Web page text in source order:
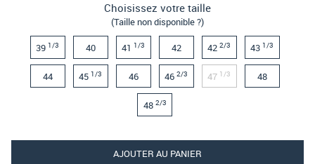
Choisissez votre taille
(Taille non disponible ?)
39 1/3 40 41 1/3 42 42 2/3 43 1/3
44 45 1/3 46 46 2/3 47 1/3 48
48 2/3
AJOUTER AU PANIER